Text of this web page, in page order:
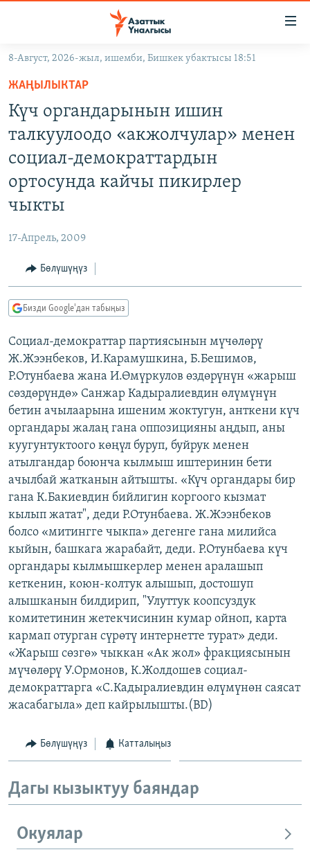
Навигацияга
өтүңүз
Издөөгө
салыңызКЫРГЫЗСТАН
ДҮЙНӨ
УКРАИНА
ТВ ПРОГРАММАЛАР
БИЗ ЖАНА ДҮЙНӨ
ДАНИСТЕ
АЗАТТЫК+
ЫҢГАЙСЫЗ СУРООЛОР
ӨЗГӨЧӨ ПИКИР
Русский
ЭЕ/АРнун бардык сайттары
8-Август, 2026-жыл, ишемби, Бишкек убактысы 18:51
ЖАҢЫЛЫКТАР
Күч органдарынын ишин
талкуулоодо «акжолчулар» менен
социал-демократтардын
ортосунда кайчы пикирлер
чыкты
17-Апрель, 2009
Бөлүшүңүз
Бизди Google'дан табыңыз
Социал-демократтар партиясынын мүчөлөрү
Ж.Жээнбеков, И.Карамушкина, Б.Бешимов,
Р.Отунбаева жана И.Өмүркулов өздөрүнүн «жарыш
сөздөрүндө» Санжар Кадыралиевдин өлүмүнүн
бетин ачылаарына ишеним жоктугун, анткени күч
органдары жалаң гана оппозицияны аңдып, аны
куугунтуктоого көңүл буруп, буйрук менен
атылгандар боюнча кылмыш иштеринин бети
ачылбай жатканын айтышты. «Күч органдары бир
гана К.Бакиевдин бийлигин коргоого кызмат
кылып жатат", деди Р.Отунбаева. Ж.Жээнбеков
болсо «митингге чыкпа» дегенге гана милийса
кыйын, башкага жарабайт, деди. Р.Отунбаева күч
органдары кылмышкерлер менен аралашып
кеткенин, коюн-колтук алышып, достошуп
алышканын билдирип, "Улуттук коопсуздук
комитетинин жетекчисинин кумар ойноп, карта
кармап отурган сүрөтү интернетте турат» деди.
«Жарыш сөзгө» чыккан «Ак жол» фракциясынын
мүчөлөрү У.Ормонов, К.Жолдошев социал-
демократтарга «С.Кадыралиевдин өлүмүнөн саясат
жасабагыла» деп кайрылышты.(BD)
Бөлүшүңүз Катталыңыз
Дагы кызыктуу баяндар
Окуялар